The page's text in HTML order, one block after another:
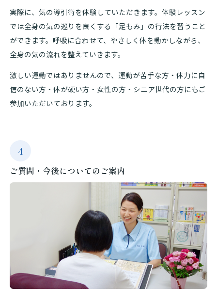
実際に、気の導引術を体験していただきます。体験レッスン
では全身の気の巡りを良くする「足もみ」の行法を習うこと
ができます。呼吸に合わせて、やさしく体を動かしながら、
全身の気の流れを整えていきます。
激しい運動ではありませんので、運動が苦手な方・体力に自
信のない方・体が硬い方・女性の方・シニア世代の方にもご
参加いただいております。
4
ご質問・今後についてのご案内